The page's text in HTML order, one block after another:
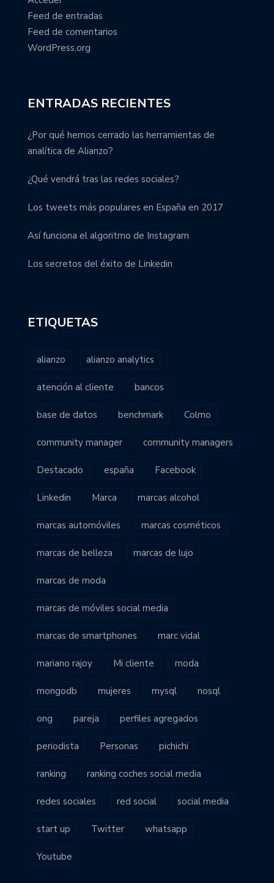
Feed de entradas
Feed de comentarios
WordPress.org
ENTRADAS RECIENTES
¿Por qué hemos cerrado las herramientas de
analítica de Alianzo?
¿Qué vendrá tras las redes sociales?
Los tweets más populares en España en 2017
Así funciona el algoritmo de Instagram
Los secretos del éxito de Linkedin
ETIQUETAS
alianzo alianzo analytics
atención al cliente bancos
base de datos benchmark Colmo
community manager community managers
Destacado españa Facebook
Linkedin Marca marcas alcohol
marcas automóviles marcas cosméticos
marcas de belleza marcas de lujo
marcas de moda
marcas de móviles social media
marcas de smartphones marc vidal
mariano rajoy Mi cliente moda
mongodb mujeres mysql nosql
ong pareja perfiles agregados
periodista Personas pichichi
ranking ranking coches social media
redes sociales red social social media
start up Twitter whatsapp
Youtube